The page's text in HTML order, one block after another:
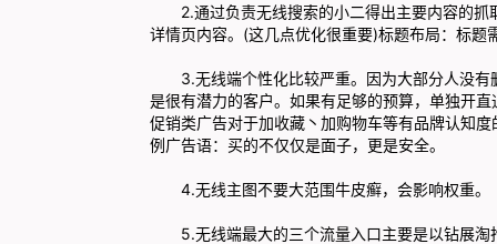
2.通过负责无线搜索的小二得出主要内容的抓
详情页内容。(这几点优化很重要)标题布局：标
3.无线端个性化比较严重。因为大部分人没有
是很有潜力的客户。如果有足够的预算，单独开
促销类广告对于加收藏丶加购物车等有品牌认知
例广告语：买的不仅仅是面子，更是安全。
4.无线主图不要大范围牛皮癣，会影响权重。
5.无线端最大的三个流量入口主要是以钻展淘